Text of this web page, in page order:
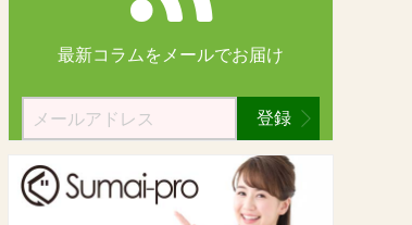
最新コラムを メールでお届け
登録